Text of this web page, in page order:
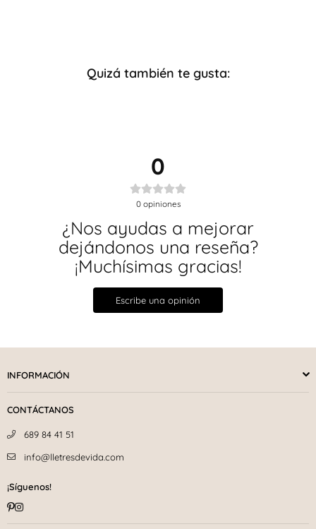
Quizá también te gusta:
0
0 opiniones
¿Nos ayudas a mejorar
dejándonos una reseña?
¡Muchísimas gracias!
Escribe una opinión
INFORMACIÓN
CONTÁCTANOS
689 84 41 51
info@lletresdevida.com
¡Síguenos!
Pinterest
Instagram